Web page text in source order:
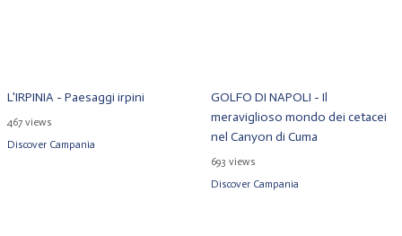
L'IRPINIA - Paesaggi irpini
467 views
Discover Campania
GOLFO DI NAPOLI - Il
meraviglioso mondo dei cetacei
nel Canyon di Cuma
693 views
Discover Campania